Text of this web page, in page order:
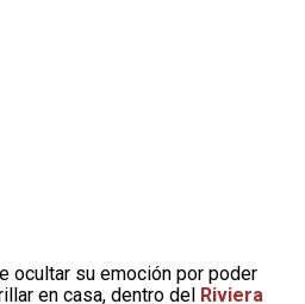
ocultar su emoción por poder
en casa, dentro del Riviera